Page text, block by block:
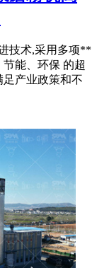
技术,采用多项**
能、环保 的超
足产业政策和不